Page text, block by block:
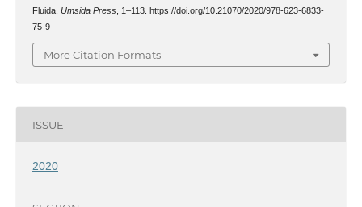
Fluida. Umsida Press, 1–113. https://doi.org/10.21070/2020/978-623-6833-
75-9
More Citation Formats
ISSUE
2020